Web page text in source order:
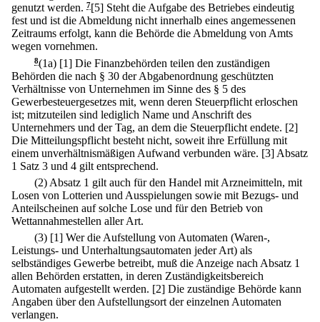
genutzt werden. 7 [5] Steht die Aufgabe des Betriebes eindeutig
fest und ist die Abmeldung nicht innerhalb eines angemessenen
Zeitraums erfolgt, kann die Behörde die Abmeldung von Amts
wegen vornehmen.
8(1a) [1] Die Finanzbehörden teilen den zuständigen
Behörden die nach § 30 der Abgabenordnung geschützten
Verhältnisse von Unternehmen im Sinne des § 5 des
Gewerbesteuergesetzes mit, wenn deren Steuerpflicht erloschen
ist; mitzuteilen sind lediglich Name und Anschrift des
Unternehmers und der Tag, an dem die Steuerpflicht endete. [2]
Die Mitteilungspflicht besteht nicht, soweit ihre Erfüllung mit
einem unverhältnismäßigen Aufwand verbunden wäre. [3] Absatz
1 Satz 3 und 4 gilt entsprechend.
(2) Absatz 1 gilt auch für den Handel mit Arzneimitteln, mit
Losen von Lotterien und Ausspielungen sowie mit Bezugs- und
Anteilscheinen auf solche Lose und für den Betrieb von
Wettannahmestellen aller Art.
(3) [1] Wer die Aufstellung von Automaten (Waren-,
Leistungs- und Unterhaltungsautomaten jeder Art) als
selbständiges Gewerbe betreibt, muß die Anzeige nach Absatz 1
allen Behörden erstatten, in deren Zuständigkeitsbereich
Automaten aufgestellt werden. [2] Die zuständige Behörde kann
Angaben über den Aufstellungsort der einzelnen Automaten
verlangen.